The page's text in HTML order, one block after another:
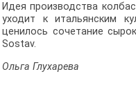
Идея производства
уходит к итальянским
ценилось сочетание
Sostav.
Ольга Глухарева